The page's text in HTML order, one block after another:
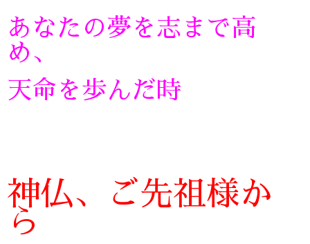
あなたの夢を志まで高
め、
天命を歩んだ時
神仏、ご先祖様か
ら